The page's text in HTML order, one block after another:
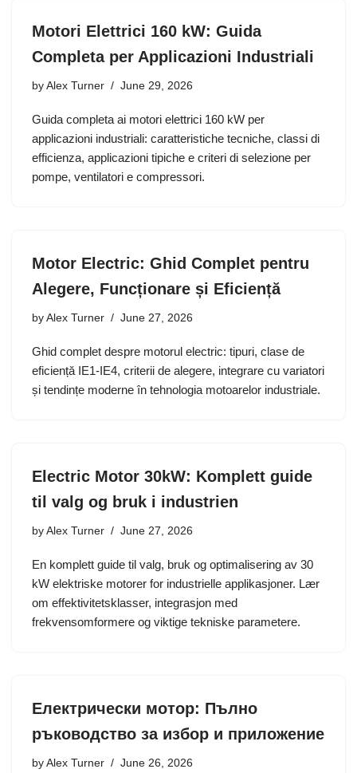
Motori Elettrici 160 kW: Guida
Completa per Applicazioni Industriali
by Alex Turner June 29, 2026
Guida completa ai motori elettrici 160 kW per
applicazioni industriali: caratteristiche tecniche, classi di
efficienza, applicazioni tipiche e criteri di selezione per
pompe, ventilatori e compressori.
Motor Electric: Ghid Complet pentru
Alegere, Funcționare și Eficiență
by Alex Turner June 27, 2026
Ghid complet despre motorul electric: tipuri, clase de
eficiență IE1-IE4, criterii de alegere, integrare cu variatori
și tendințe moderne în tehnologia motoarelor industriale.
Electric Motor 30kW: Komplett guide
til valg og bruk i industrien
by Alex Turner June 27, 2026
En komplett guide til valg, bruk og optimalisering av 30
kW elektriske motorer for industrielle applikasjoner. Lær
om effektivitetsklasser, integrasjon med
frekvensomformere og viktige tekniske parametere.
Електрически мотор: Пълно
ръководство за избор и приложение
by Alex Turner June 26, 2026